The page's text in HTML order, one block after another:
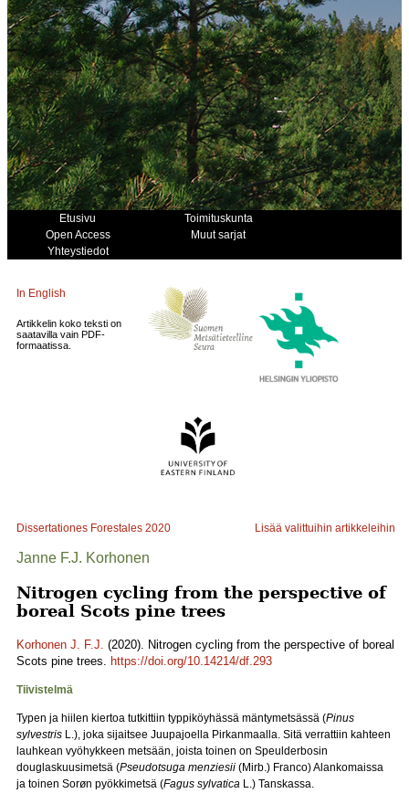
Etusivu
Toimituskunta
Open Access
Muut sarjat
Yhteystiedot
In English
Artikkelin koko teksti on
saatavilla vain PDF-
formaatissa.
Dissertationes Forestales 2020 Lisää valittuihin artikkeleihin
Janne F.J. Korhonen
Nitrogen cycling from the perspective of
boreal Scots pine trees
Korhonen J. F.J. (2020). Nitrogen cycling from the perspective of boreal
Scots pine trees. https://doi.org/10.14214/df.293
Tiivistelmä
Typen ja hiilen kiertoa tutkittiin typpiköyhässä mäntymetsässä (Pinus
sylvestris L.), joka sijaitsee Juupajoella Pirkanmaalla. Sitä verrattiin kahteen
lauhkean vyöhykkeen metsään, joista toinen on Speulderbosin
douglaskuusimetsä (Pseudotsuga menziesii (Mirb.) Franco) Alankomaissa
ja toinen Sorøn pyökkimetsä (Fagus sylvatica L.) Tanskassa.